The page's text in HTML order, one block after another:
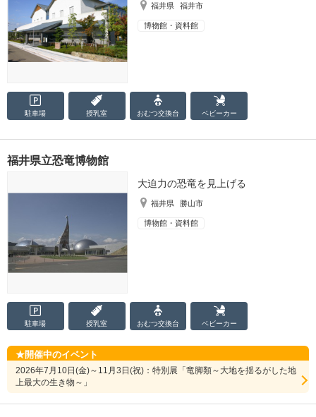
福井県 福井市
博物館・資料館
駐車場 授乳室 おむつ交換台 ベビーカー
福井県立恐竜博物館
大迫力の恐竜を見上げる
福井県 勝山市
博物館・資料館
駐車場 授乳室 おむつ交換台 ベビーカー
開催中のイベント
2026年7月10日(金)～11月3日(祝)：特別展「竜脚類～大地を揺るがした地
上最大の生き物～」